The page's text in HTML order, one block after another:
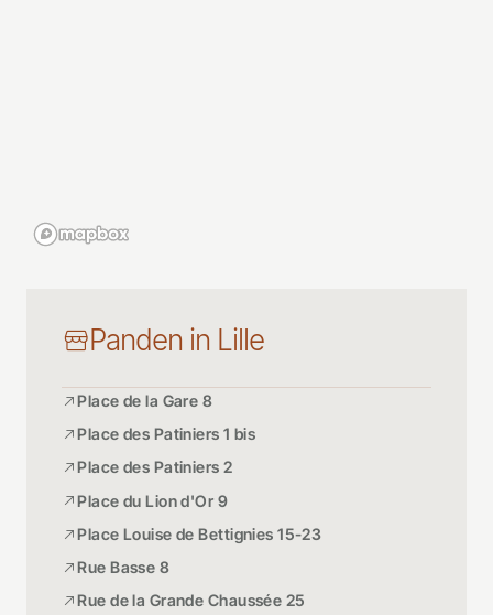
Panden in Lille
Place de la Gare 8
Place des Patiniers 1 bis
Place des Patiniers 2
Place du Lion d'Or 9
Place Louise de Bettignies 15-23
Rue Basse 8
Rue de la Grande Chaussée 25